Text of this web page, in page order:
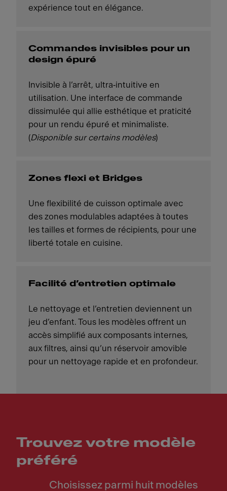
expérience tout en élégance.
Commandes invisibles pour un
design épuré
Invisible à l’arrêt, ultra‑intuitive en
utilisation. Une interface de commande
dissimulée qui allie esthétique et praticité
pour un rendu épuré et minimaliste.
(Disponible sur certains modèles)
Zones flexi et Bridges
Une flexibilité de cuisson optimale avec
des zones modulables adaptées à toutes
les tailles et formes de récipients, pour une
liberté totale en cuisine.
Facilité d’entretien optimale
Le nettoyage et l’entretien deviennent un
jeu d’enfant. Tous les modèles offrent un
accès simplifié aux composants internes,
aux filtres, ainsi qu’un réservoir amovible
pour un nettoyage rapide et en profondeur.
Trouvez votre modèle
préféré
Choisissez parmi huit modèles